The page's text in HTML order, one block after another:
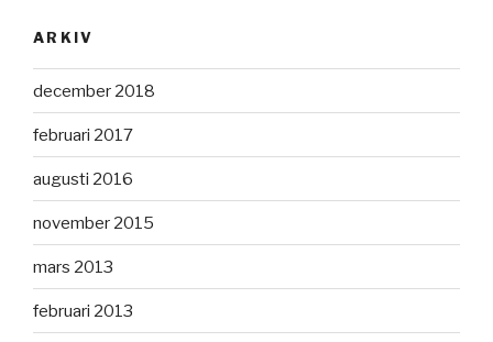
ARKIV
december 2018
februari 2017
augusti 2016
november 2015
mars 2013
februari 2013